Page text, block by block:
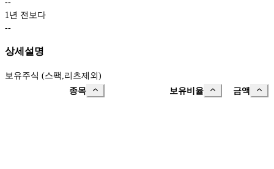
--
1년 전보다
--
상세설명
보유주식 (스팩,리츠제외)
종목
보유비율 금액